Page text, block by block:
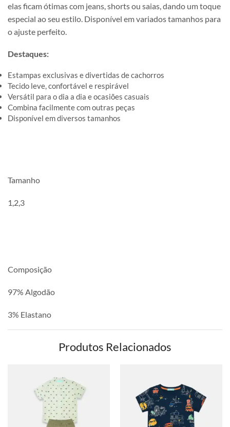
elas ficam ótimas com jeans, shorts ou saias, dando um toque
especial ao seu estilo. Disponível em variados tamanhos para
o ajuste perfeito.
Destaques:
Estampas exclusivas e divertidas de cachorros
Tecido leve, confortável e respirável
Versátil para o dia a dia e ocasiões casuais
Combina facilmente com outras peças
Disponível em diversos tamanhos
Tamanho
1,2,3
Composição
97% Algodão
3% Elastano
Produtos Relacionados